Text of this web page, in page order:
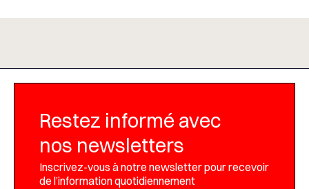
Restez informé avec
nos newsletters
Inscrivez-vous à notre newsletter pour recevoir
de l’information quotidiennement